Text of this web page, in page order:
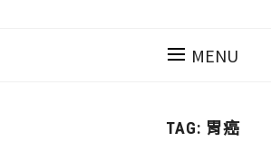
MENU
TAG: 胃癌